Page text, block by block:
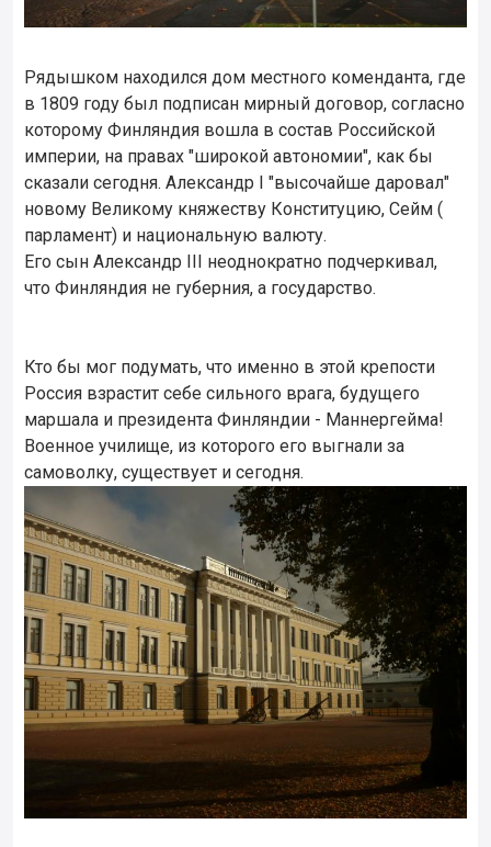
Рядышком находился дом местного коменданта, где
в 1809 году был подписан мирный договор, согласно
которому Финляндия вошла в состав Российской
империи, на правах "широкой автономии", как бы
сказали сегодня. Александр I "высочайше даровал"
новому Великому княжеству Конституцию, Сейм (
парламент) и национальную валюту.
Его сын Александр III неоднократно подчеркивал,
что Финляндия не губерния, а государство.
Кто бы мог подумать, что именно в этой крепости
Россия взрастит себе сильного врага, будущего
маршала и президента Финляндии - Маннергейма!
Военное училище, из которого его выгнали за
самоволку, существует и сегодня.